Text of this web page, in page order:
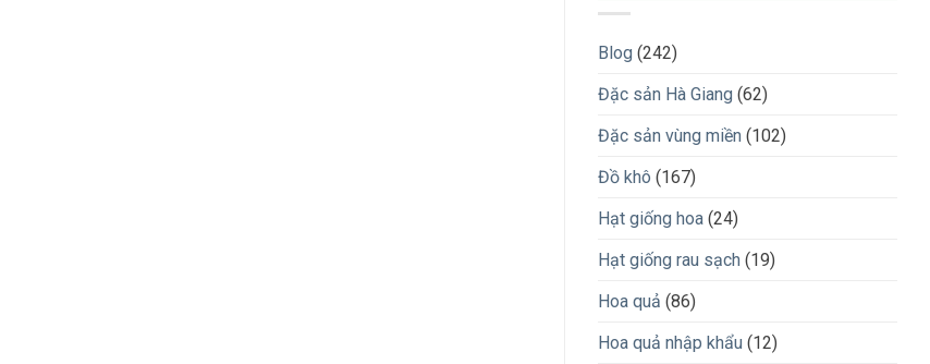
Blog (242)
Đặc sản Hà Giang (62)
Đặc sản vùng miền (102)
Đồ khô (167)
Hạt giống hoa (24)
Hạt giống rau sạch (19)
Hoa quả (86)
Hoa quả nhập khẩu (12)